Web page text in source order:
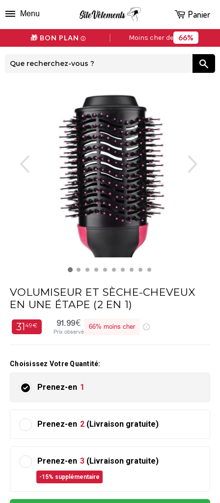
🎁 BON PLAN ⓘ Moins cher de 66%
Menu Panier
VOLUMISEUR ET SÈCHE-CHEVEUX
EN UNE ÉTAPE (2 EN 1)
3149€ 91.99€
Prix observé
66% moins cher
Choisissez Votre Quantité:
Prenez-en 1
Prenez-en 2 (Livraison gratuite)
Prenez-en 3 (Livraison gratuite)
-15% supplémentaire